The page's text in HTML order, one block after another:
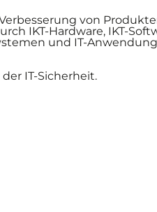
von
IKT-Hardware, IKT-
und IT-
IT-Sicherheit.